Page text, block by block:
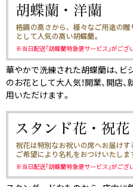
華やかで洗練された胡蝶蘭は、
のお花として大人気！開業、開店
用いただけます。